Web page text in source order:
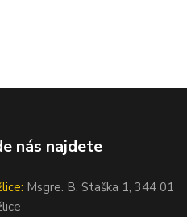
nás najdete
Msgre. B. Staška 1, 344 01